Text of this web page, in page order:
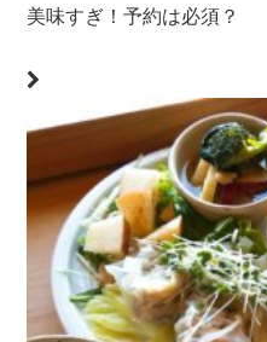
美味すぎ！予約は必須？